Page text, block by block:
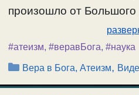
произошло от
#атеизм, #веравБога, #наука
Рубрики
Вера в Бога, Атеизм,